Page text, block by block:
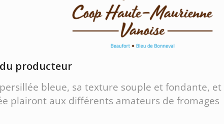
producteur
bleue, sa texture souple et fondante, et
plairont aux différents amateurs de fromages